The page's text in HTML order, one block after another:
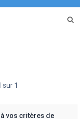
sur 1
vos critères de